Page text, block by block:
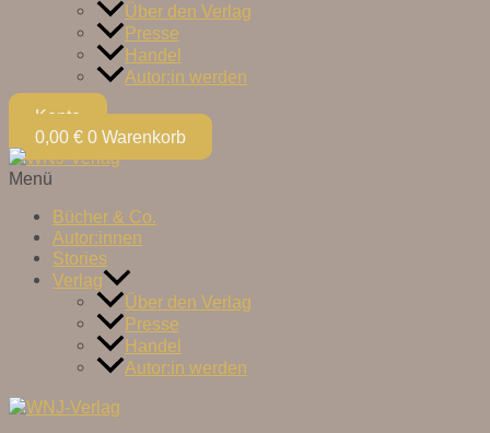
Über den Verlag
Presse
Handel
Autor:in werden
Konto
0,00 € 0 Warenkorb
Menü
Bücher & Co.
Autor:innen
Stories
Verlag
Über den Verlag
Presse
Handel
Autor:in werden